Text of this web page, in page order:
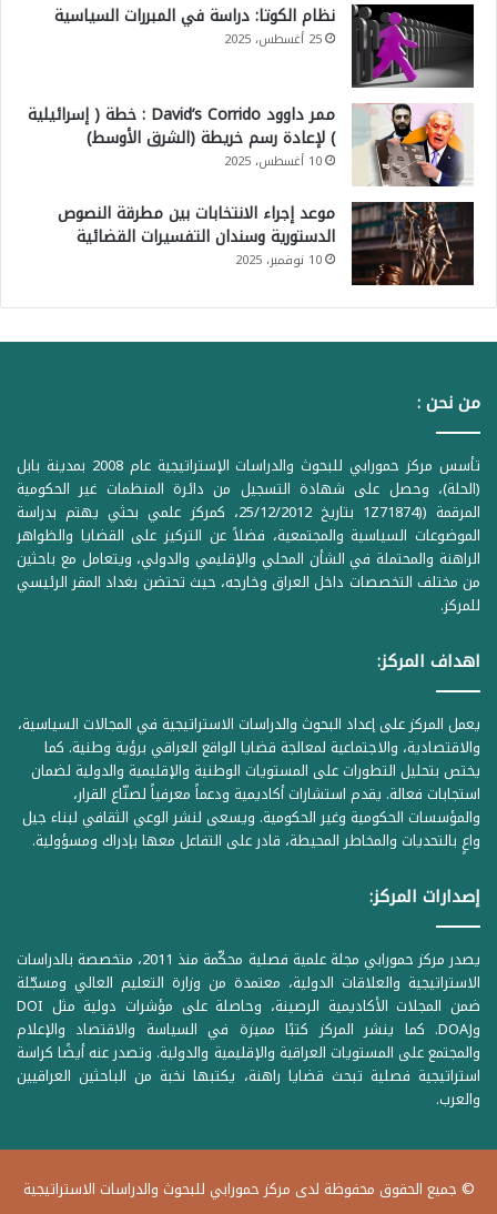
نظام الكوتا: دراسة في المبررات السياسية
25 أغسطس، 2025
ممر داوود David’s Corrido : خطة ( إسرائيلية
) لإعادة رسم خريطة (الشرق الأوسط)
10 أغسطس، 2025
موعد إجراء الانتخابات بين مطرقة النصوص
الدستورية وسندان التفسيرات القضائية
10 نوفمبر، 2025
من نحن :
تأسس مركز حمورابي للبحوث والدراسات الإستراتيجية عام 2008 بمدينة بابل
(الحلة)، وحصل على شهادة التسجيل من دائرة المنظمات غير الحكومية
المرقمة ((1Z71874 بتاريخ 25/12/2012، كمركز علمي بحثي يهتم بدراسة
الموضوعات السياسية والمجتمعية، فضلاً عن التركيز على القضايا والظواهر
الراهنة والمحتملة في الشأن المحلي والإقليمي والدولي، ويتعامل مع باحثين
من مختلف التخصصات داخل العراق وخارجه، حيث تحتضن بغداد المقر الرئيسي
للمركز.
اهداف المركز:
يعمل المركز على إعداد البحوث والدراسات الاستراتيجية في المجالات السياسية،
والاقتصادية، والاجتماعية لمعالجة قضايا الواقع العراقي برؤية وطنية. كما
يختص بتحليل التطورات على المستويات الوطنية والإقليمية والدولية لضمان
استجابات فعالة. يقدم استشارات أكاديمية ودعماً معرفياً لصنّاع القرار،
والمؤسسات الحكومية وغير الحكومية. ويسعى لنشر الوعي الثقافي لبناء جيل
واعٍ بالتحديات والمخاطر المحيطة، قادر على التفاعل معها بإدراك ومسؤولية.
إصدارات المركز:
يصدر مركز حمورابي مجلة علمية فصلية محكّمة منذ 2011، متخصصة بالدراسات
الاستراتيجية والعلاقات الدولية، معتمدة من وزارة التعليم العالي ومسجّلة
ضمن المجلات الأكاديمية الرصينة، وحاصلة على مؤشرات دولية مثل DOI
وDOAJ. كما ينشر المركز كتبًا مميزة في السياسة والاقتصاد والإعلام
والمجتمع على المستويات العراقية والإقليمية والدولية. وتصدر عنه أيضًا كراسة
استراتيجية فصلية تبحث قضايا راهنة، يكتبها نخبة من الباحثين العراقيين
والعرب.
© جميع الحقوق محفوظة لدى مركز حمورابي للبحوث والدراسات الاستراتيجية